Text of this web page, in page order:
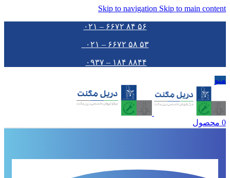
Skip to navigation Skip to main content
۵۶ ۸۴ ۶۶۷۲ – ۰۲۱
۵۳ ۵۸ ۶۶۷۲ – ۰۲۱
۸۸۴۴ ۱۸۴ – ۰۹۳۷
منو
0 محصول